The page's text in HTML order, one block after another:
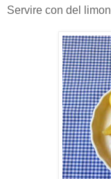
Servire con del